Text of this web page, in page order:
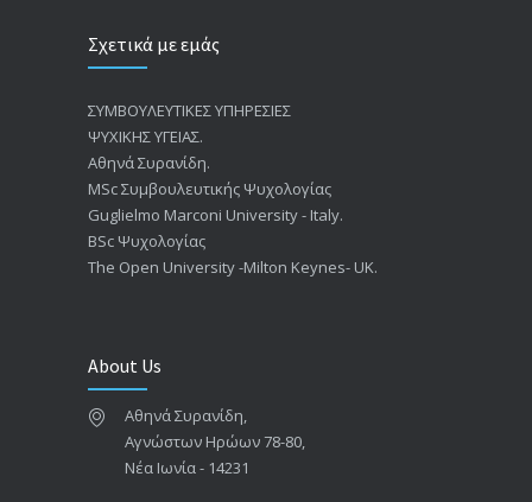
Σχετικά με εμάς
ΣΥΜΒΟΥΛΕΥΤΙΚΕΣ ΥΠΗΡΕΣΙΕΣ
ΨΥΧΙΚΗΣ ΥΓΕΙΑΣ.
Αθηνά Συρανίδη.
ΜSc Συμβουλευτικής Ψυχολογίας
Guglielmo Marconi University - Italy.
BSc Ψυχολογίας
The Open University -Milton Keynes- UK.
About Us
Αθηνά Συρανίδη,
Αγνώστων Ηρώων 78-80,
Νέα Ιωνία - 14231